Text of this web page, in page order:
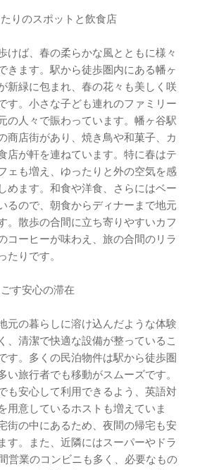
りのスポットと飲食店
けば、春の柔らかな風とともに様々
きます。駅から徒歩圏内にある幡ヶ
新緑に包まれ、春の花々も美しく咲
す。小さな子ども連れのファミリー
の人々で賑わっています。幡ヶ谷駅
商店街があり、焼き鳥や和菓子、カ
店が軒を連ねています。特に春はテ
ェも増え、ゆったりと外の空気を感
めます。和食や洋食、さらにはベー
るので、朝食からディナーまで地元
。散歩の合間に立ち寄りやすいカフ
コーヒーが味わえ、旅の合間のリラ
たりです。
す安心の滞在
元の暮らしに溶け込んだような体験
、清潔で快適な設備が整っているこ
す。多くの民泊物件は駅から徒歩圏
い旅行者でも移動がスムーズです。
も安心して利用できるよう、英語対
用意しているホストも増えていま
街の中にあるため、夜間の帰宅も安
す。また、近隣にはスーパーやドラ
営業のコンビニも多く、必要なもの